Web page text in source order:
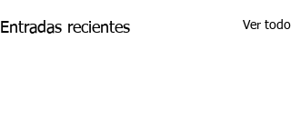
Entradas recientes Ver todo